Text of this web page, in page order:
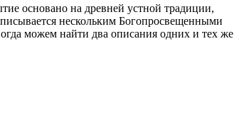
основано на древней устной традиции,
нескольким Богопросвещенными
можем найти два описания одних и тех же